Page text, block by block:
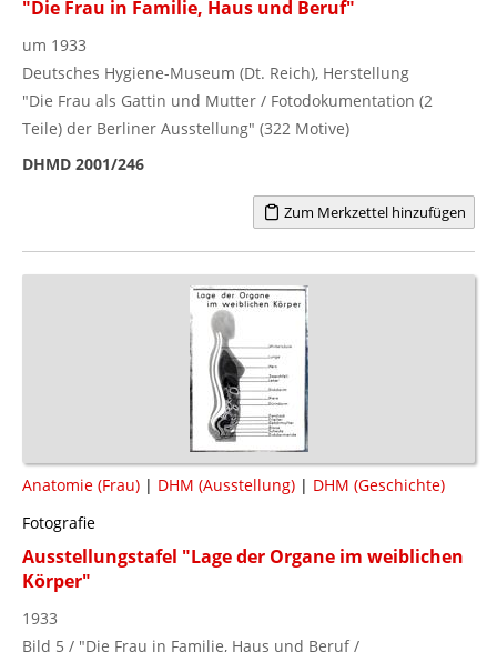
"Die Frau in Familie, Haus und Beruf"
um 1933
Deutsches Hygiene-Museum (Dt. Reich), Herstellung
"Die Frau als Gattin und Mutter / Fotodokumentation (2
Teile) der Berliner Ausstellung" (322 Motive)
DHMD 2001/246
Zum Merkzettel hinzufügen
Anatomie (Frau) | DHM (Ausstellung) | DHM (Geschichte)
Fotografie
Ausstellungstafel "Lage der Organe im weiblichen
Körper"
1933
Bild 5 / "Die Frau in Familie, Haus und Beruf /